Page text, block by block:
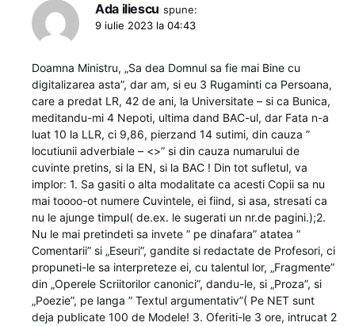
Ada iliescu spune:
9 iulie 2023 la 04:43
Doamna Ministru, „Sa dea Domnul sa fie mai Bine cu
digitalizarea asta”, dar am, si eu 3 Rugaminti ca Persoana,
care a predat LR, 42 de ani, la Universitate – si ca Bunica,
meditandu-mi 4 Nepoti, ultima dand BAC-ul, dar Fata n-a
luat 10 la LLR, ci 9,86, pierzand 14 sutimi, din cauza ”
locutiunii adverbiale – <>” si din cauza numarului de
cuvinte pretins, si la EN, si la BAC ! Din tot sufletul, va
implor: 1. Sa gasiti o alta modalitate ca acesti Copii sa nu
mai toooo-ot numere Cuvintele, ei fiind, si asa, stresati ca
nu le ajunge timpul( de.ex. le sugerati un nr.de pagini.);2.
Nu le mai pretindeti sa invete ” pe dinafara” atatea ”
Comentarii” si „Eseuri”, gandite si redactate de Profesori, ci
propuneti-le sa interpreteze ei, cu talentul lor, „Fragmente”
din „Operele Scriitorilor canonici”, dandu-le, si „Proza”, si
„Poezie”, pe langa ” Textul argumentativ”( Pe NET sunt
deja publicate 100 de Modele! 3. Oferiti-le 3 ore, intrucat 2